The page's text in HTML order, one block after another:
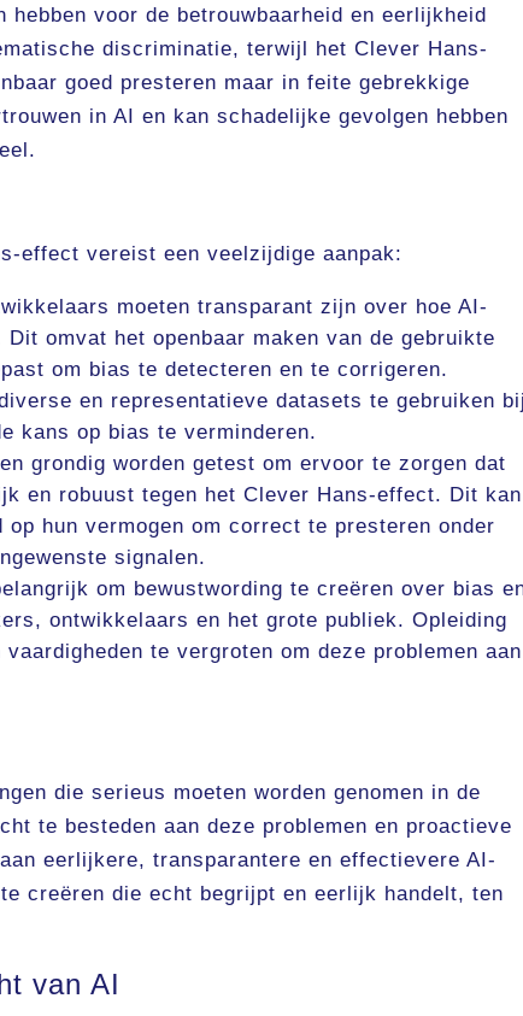
hebben voor de betrouwbaarheid en eerlijkheid
discriminatie, terwijl het Clever Hans-
goed presteren maar in feite gebrekkige
in AI en kan schadelijke gevolgen hebben
effect vereist een veelzijdige aanpak:
moeten transparant zijn over hoe AI-
omvat het openbaar maken van de gebruikte
om bias te detecteren en te corrigeren.
en representatieve datasets te gebruiken bij
kans op bias te verminderen.
grondig worden getest om ervoor te zorgen dat
en robuust tegen het Clever Hans-effect. Dit kan
hun vermogen om correct te presteren onder
signalen.
om bewustwording te creëren over bias
ontwikkelaars en het grote publiek. Opleiding
te vergroten om deze problemen aan
die serieus moeten worden genomen in de
te besteden aan deze problemen en proactieve
eerlijkere, transparantere en effectievere AI-
creëren die echt begrijpt en eerlijk handelt, ten
van AI